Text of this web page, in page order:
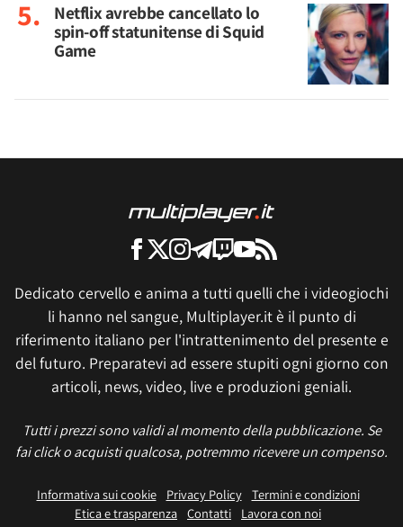
Netflix avrebbe cancellato lo
spin-off statunitense di Squid
Game
Dedicato cervello e anima a tutti quelli che i videogiochi
li hanno nel sangue, Multiplayer.it è il punto di
riferimento italiano per l'intrattenimento del presente e
del futuro. Preparatevi ad essere stupiti ogni giorno con
articoli, news, video, live e produzioni geniali.
Tutti i prezzi sono validi al momento della pubblicazione. Se
fai click o acquisti qualcosa, potremmo ricevere un compenso.
Informativa sui cookie Privacy Policy
Termini e condizioni
Etica e trasparenza Contatti Lavora con noi